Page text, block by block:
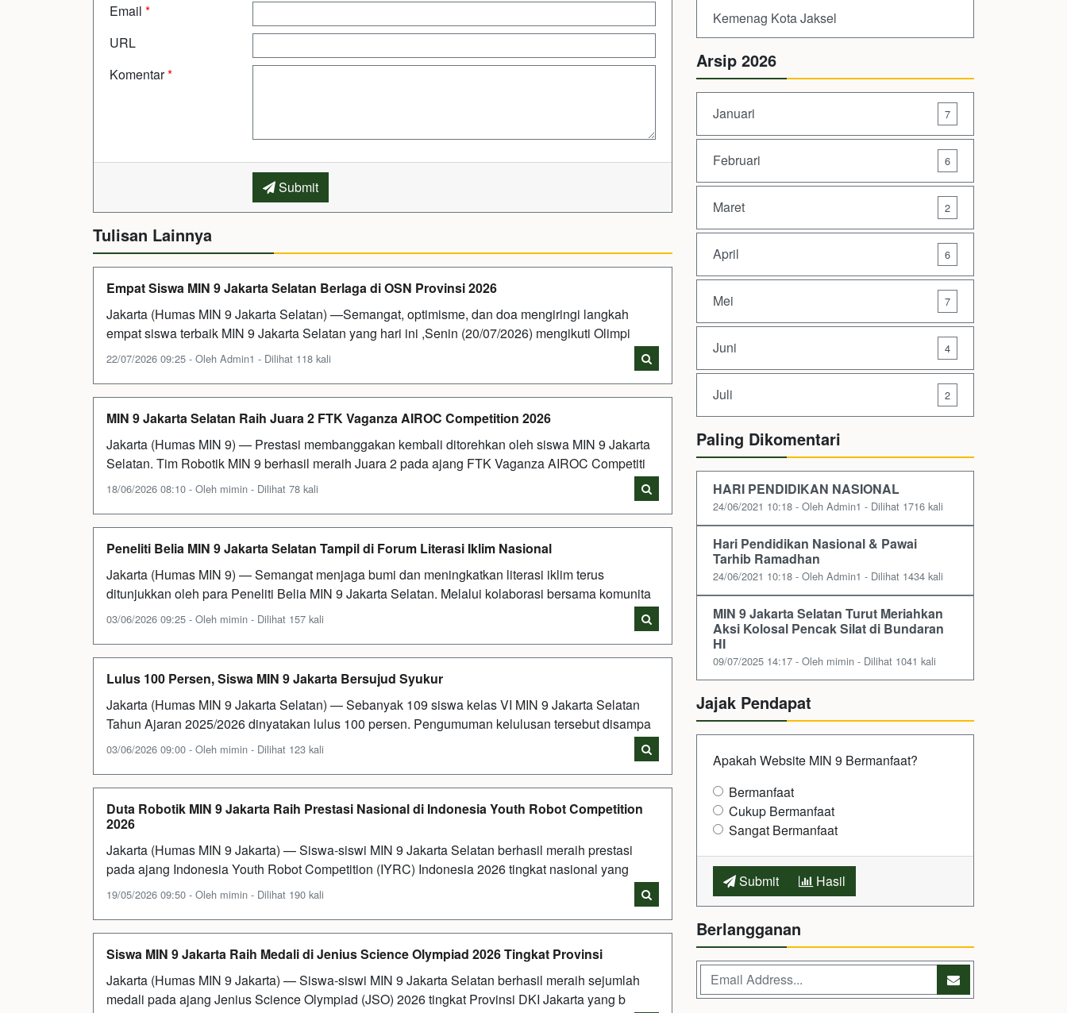
Email *
URL
Komentar*
Submit
Tulisan Lainnya
Empat Siswa MIN 9 Jakarta Selatan Berlaga di OSN Provinsi 2026
Jakarta (Humas MIN 9 Jakarta Selatan) —Semangat, optimisme, dan doa mengiringi langkah
empat siswa terbaik MIN 9 Jakarta Selatan yang hari ini ,Senin (20/07/2026) mengikuti Olimpi
22/07/2026 09:25 - Oleh Admin1 - Dilihat 118 kali
MIN 9 Jakarta Selatan Raih Juara 2 FTK Vaganza AIROC Competition 2026
Jakarta (Humas MIN 9) — Prestasi membanggakan kembali ditorehkan oleh siswa MIN 9 Jakarta
Selatan. Tim Robotik MIN 9 berhasil meraih Juara 2 pada ajang FTK Vaganza AIROC Competiti
18/06/2026 08:10 - Oleh mimin - Dilihat 78 kali
Peneliti Belia MIN 9 Jakarta Selatan Tampil di Forum Literasi Iklim Nasional
Jakarta (Humas MIN 9) — Semangat menjaga bumi dan meningkatkan literasi iklim terus
ditunjukkan oleh para Peneliti Belia MIN 9 Jakarta Selatan. Melalui kolaborasi bersama komunita
03/06/2026 09:25 - Oleh mimin - Dilihat 157 kali
Lulus 100 Persen, Siswa MIN 9 Jakarta Bersujud Syukur
Jakarta (Humas MIN 9 Jakarta Selatan) — Sebanyak 109 siswa kelas VI MIN 9 Jakarta Selatan
Tahun Ajaran 2025/2026 dinyatakan lulus 100 persen. Pengumuman kelulusan tersebut disampa
03/06/2026 09:00 - Oleh mimin - Dilihat 123 kali
Duta Robotik MIN 9 Jakarta Raih Prestasi Nasional di Indonesia Youth Robot Competition
2026
Jakarta (Humas MIN 9 Jakarta) — Siswa-siswi MIN 9 Jakarta Selatan berhasil meraih prestasi
pada ajang Indonesia Youth Robot Competition (IYRC) Indonesia 2026 tingkat nasional yang
19/05/2026 09:50 - Oleh mimin - Dilihat 190 kali
Siswa MIN 9 Jakarta Raih Medali di Jenius Science Olympiad 2026 Tingkat Provinsi
Jakarta (Humas MIN 9 Jakarta) — Siswa-siswi MIN 9 Jakarta Selatan berhasil meraih sejumlah
medali pada ajang Jenius Science Olympiad (JSO) 2026 tingkat Provinsi DKI Jakarta yang b
Kemenag Kota Jaksel
Arsip 2026
Januari 7
Februari 6
Maret 2
April 6
Mei 7
Juni 4
Juli 2
Paling Dikomentari
HARI PENDIDIKAN NASIONAL
24/06/2021 10:18 - Oleh Admin1 - Dilihat 1716 kali
Hari Pendidikan Nasional & Pawai
Tarhib Ramadhan
24/06/2021 10:18 - Oleh Admin1 - Dilihat 1434 kali
MIN 9 Jakarta Selatan Turut Meriahkan
Aksi Kolosal Pencak Silat di Bundaran
HI
09/07/2025 14:17 - Oleh mimin - Dilihat 1041 kali
Jajak Pendapat
Apakah Website MIN 9 Bermanfaat?
Bermanfaat
Cukup Bermanfaat
Sangat Bermanfaat
Submit Hasil
Berlangganan